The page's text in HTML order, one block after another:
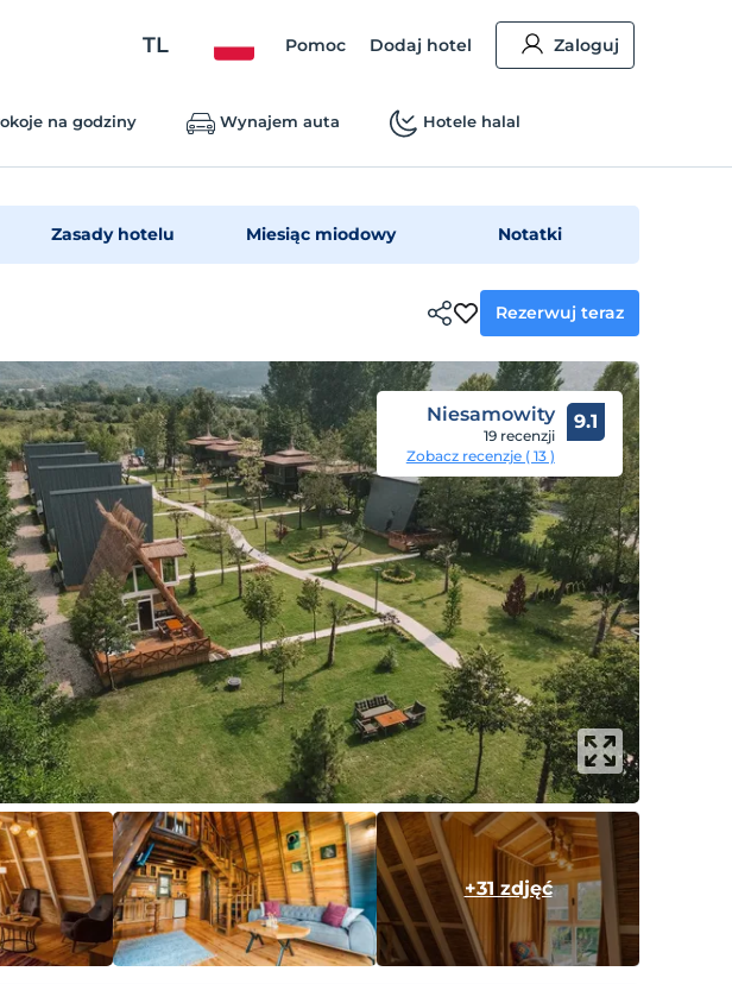
TL Pomoc Dodaj hotel Zaloguj
na godziny Wynajem auta Hotele halal
Zasady hotelu Miesiąc miodowy Notatki
Rezerwuj teraz
Niesamowity
19 recenzji
Zobacz recenzje ( 13 )
9.1
+31 zdjęć